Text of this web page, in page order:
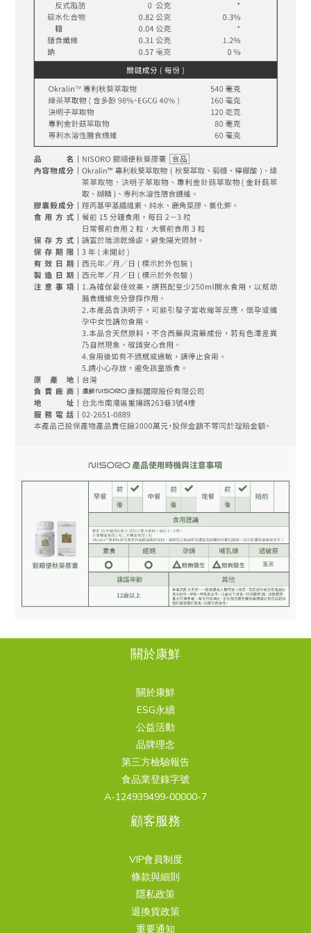
關於康鮮
關於康鮮
ESG永續
公益活動
品牌理念
第三方檢驗報告
食品業登錄字號
A-124939499-00000-7
顧客服務
VIP會員制度
條款與細則
隱私政策
退換貨政策
重要通知